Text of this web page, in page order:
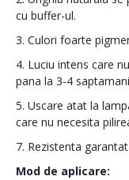
cu buffer-ul.
3. Culori foarte
4. Luciu intens care
pana la 3-4
5. Uscare atat la
care nu necesita
7. Rezistenta
Mod de aplicare: